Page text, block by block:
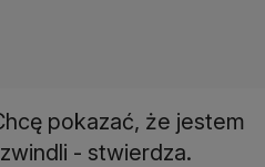
pokazać, że jestem
- stwierdza.